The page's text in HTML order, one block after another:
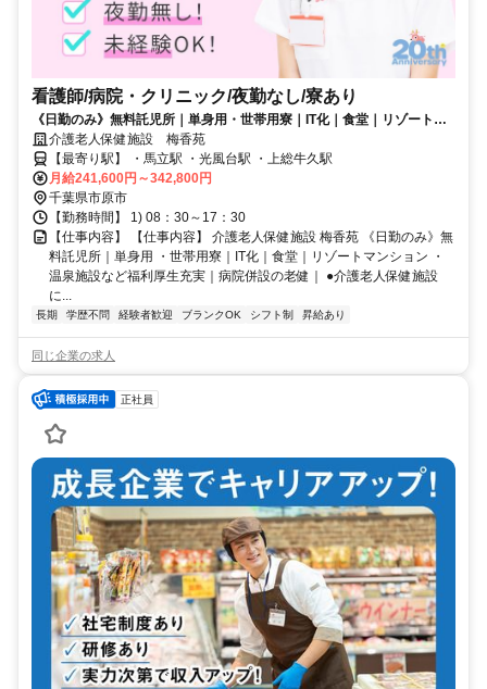
看護師/病院・クリニック/夜勤なし/寮あり
《日勤のみ》無料託児所｜単身用・世帯用寮｜IT化｜食堂｜リゾートマ
ンション・温泉施設など福利厚生充実｜病院併設の老健｜
介護老人保健施設 梅香苑
【最寄り駅】 ・馬立駅 ・光風台駅 ・上総牛久駅
月給241,600円～342,800円
千葉県市原市
【勤務時間】 1) 08：30～17：30
【仕事内容】 【仕事内容】 介護老人保健施設 梅香苑 《日勤のみ》無
料託児所｜単身用 ・世帯用寮｜IT化｜食堂｜リゾートマンション ・
温泉施設など福利厚生充実｜病院併設の老健｜ ●介護老人保健施設
に...
長期 学歴不問 経験者歓迎 ブランクOK シフト制 昇給あり
同じ企業の求人
正社員